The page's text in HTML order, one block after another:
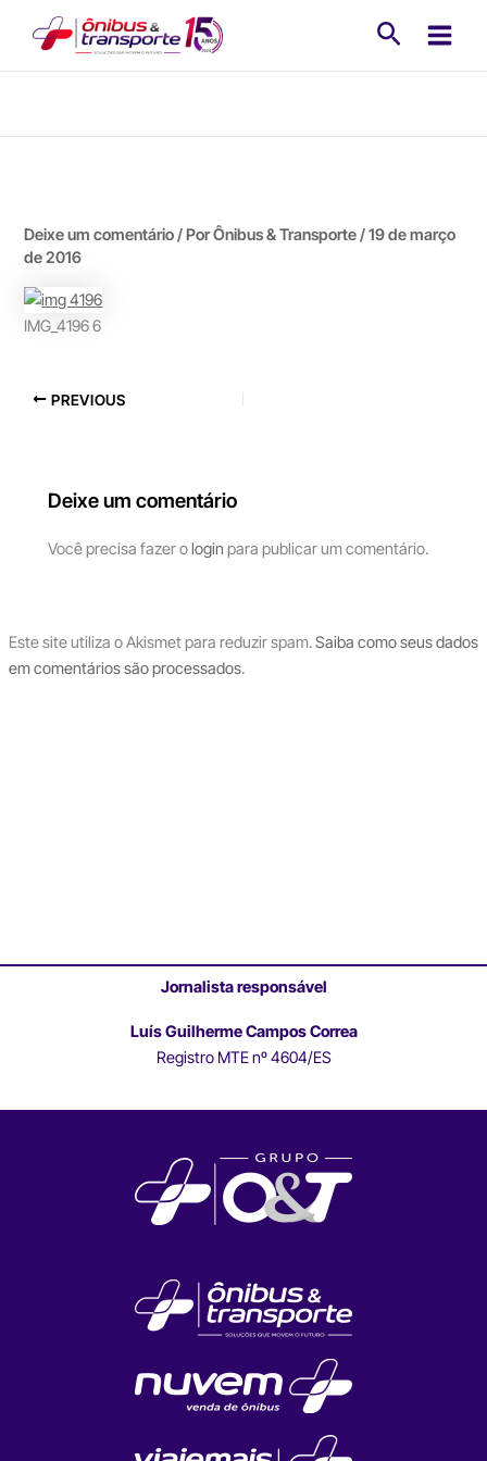
Deixe um comentário/ PorÔnibus & Transporte/19 de março
de 2016
IMG_4196 6
PREVIOUS
Deixe um comentário
Você precisa fazer ologin para publicar um comentário.
Este site utiliza o Akismet para reduzir spam.Saiba como seus dados
em comentários são processados.
Jornalista responsável
Luís Guilherme Campos Correa
Registro MTE nº 4604/ES